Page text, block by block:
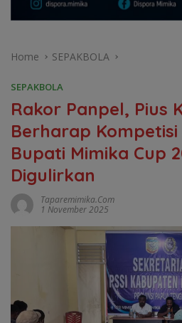
Home SEPAKBOLA
SEPAKBOLA
Rakor Panpel, Pius
Berharap
Bupati Mimika Cup
Digulirkan
Taparemimika.com
1 November 2025